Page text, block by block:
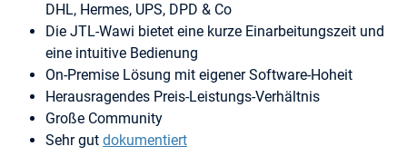
DHL, Hermes, UPS, DPD & Co
Die JTL-Wawi bietet eine kurze Einarbeitungszeit und
eine intuitive Bedienung
On-Premise Lösung mit eigener Software-Hoheit
Herausragendes Preis-Leistungs-Verhältnis
Große Community
Sehr gut dokumentiert